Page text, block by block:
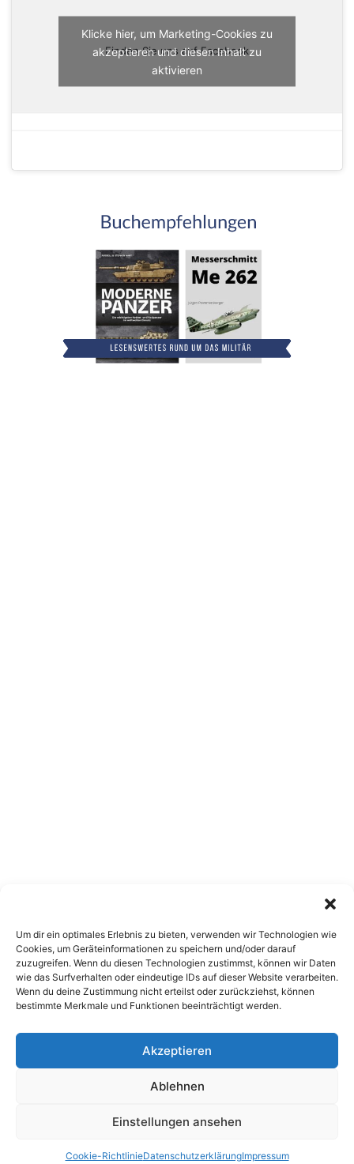
Um dir ein optimales Erlebnis zu bieten, verwenden wir Technologien wie
Cookies, um Geräteinformationen zu speichern und/oder darauf
zuzugreifen. Wenn du diesen Technologien zustimmst, können wir Daten
wie das Surfverhalten oder eindeutige IDs auf dieser Website verarbeiten.
Wenn du deine Zustimmung nicht erteilst oder zurückziehst, können
bestimmte Merkmale und Funktionen beeinträchtigt werden.
Akzeptieren
Ablehnen
Einstellungen ansehen
Cookie-RichtlinieDatenschutzerklärungImpressum
Finden Sie uns auf Facebook
Klicke hier, um Marketing-Cookies zu
akzeptieren und diesen Inhalt zu
aktivieren
Copyright 2026, All Rights Reserved